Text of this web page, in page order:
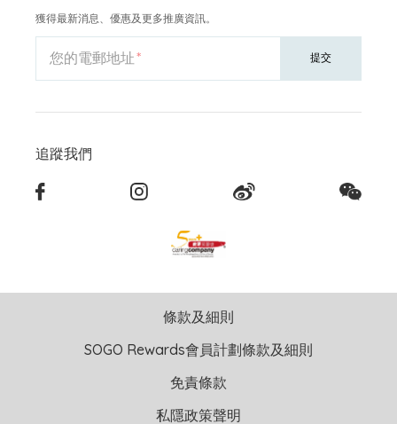
獲得最新消息、優惠及更多推廣資訊。
您的電郵地址 提交
追蹤我們
條款及細則
SOGO Rewards會員計劃條款及細則
免責條款
私隱政策聲明